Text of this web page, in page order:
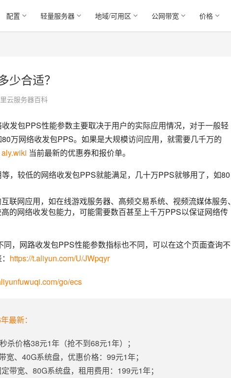
配置 轻量服务器 地域/可用区 公网带宽 价格
少合适？
云服务器百科
发包PPS性能参数主要取决于用户的实际应用情况，对于一般轻
万网络收发包PPS。如果是大规模访问应用，就需要几千万的
aly.wiki 当前最新的优惠券和报价单。
，较低的网络收发包PPS就能满足，几十万PPS就够用了，如80
联网应用，如在线游戏服务器、高频交易系统、视频流媒体服务、
的网络收发包能力，可能需要数百甚至上千万PPS以保证网络传
，网路收发包PPS性能参数指标也不同，可以在这个页面查询不
https://t.aliyun.com/U/JWpqyr
go/ecs
最新：
杀价格38元1年（抢不到68元1年）；
、40G系统盘，优惠价格：99元1年；
带宽、80G系统盘，租用费用：199元1年；